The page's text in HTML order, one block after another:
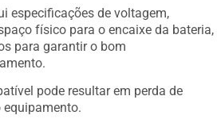
especificações de voltagem,
físico para o encaixe da bateria,
para garantir o bom
pode resultar em perda de